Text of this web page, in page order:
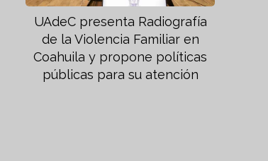
UAdeC presenta Radiografía
de la Violencia Familiar en
Coahuila y propone políticas
públicas para su atención